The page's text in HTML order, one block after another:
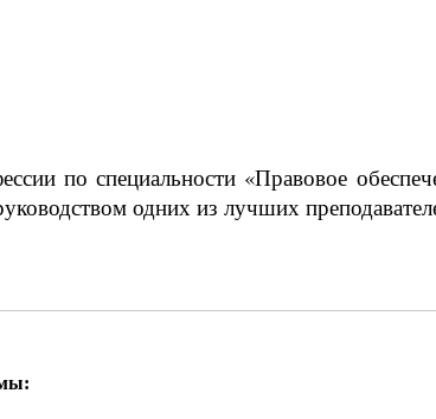
по специальности «Правовое
одних из лучших